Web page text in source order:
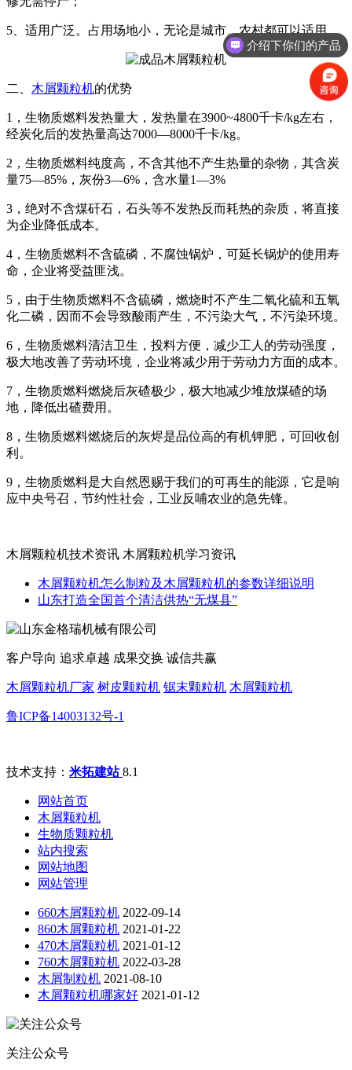
5、适用广泛。占用场地小，无论是城市、农村都可以适用。
二、 木屑颗粒机的优势
1，生物质燃料发热量大，发热量在3900~4800千卡/kg左右，
经炭化后的发热量高达7000—8000千卡/kg。
2，生物质燃料纯度高，不含其他不产生热量的杂物，其含炭
量75—85%，灰份3—6%，含水量1—3%
3，绝对不含煤矸石，石头等不发热反而耗热的杂质，将直接
为企业降低成本。
4，生物质燃料不含硫磷，不腐蚀锅炉，可延长锅炉的使用寿
命，企业将受益匪浅。
5，由于生物质燃料不含硫磷，燃烧时不产生二氧化硫和五氧
化二磷，因而不会导致酸雨产生，不污染大气，不污染环境。
6，生物质燃料清洁卫生，投料方便，减少工人的劳动强度，
极大地改善了劳动环境，企业将减少用于劳动力方面的成本。
7，生物质燃料燃烧后灰碴极少，极大地减少堆放煤碴的场
地，降低出碴费用。
8，生物质燃料燃烧后的灰烬是品位高的有机钾肥，可回收创
利。
9，生物质燃料是大自然恩赐于我们的可再生的能源，它是响
应中央号召，节约性社会，工业反哺农业的急先锋。
木屑颗粒机技术资讯 木屑颗粒机学习资讯
木屑颗粒机怎么制粒及木屑颗粒机的参数详细说明
山东打造全国首个清洁供热“无煤县”
客户导向 追求卓越 成果交换 诚信共赢
木屑颗粒机厂家 树皮颗粒机 锯末颗粒机 木屑颗粒机
鲁ICP备14003132号-1
技术支持： 米拓建站8.1
网站首页
木屑颗粒机
生物质颗粒机
站内搜索
网站地图
网站管理
660木屑颗粒机 2022-09-14
860木屑颗粒机 2021-01-22
470木屑颗粒机 2021-01-12
760木屑颗粒机 2022-03-28
木屑制粒机 2021-08-10
木屑颗粒机哪家好 2021-01-12
关注公众号
介绍下你们的产品